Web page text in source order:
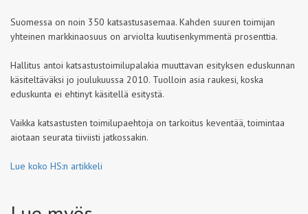
Suomessa on noin 350 katsastusasemaa. Kahden suuren toimijan
yhteinen markkinaosuus on arviolta kuutisenkymmentä prosenttia.
Hallitus antoi katsastustoimilupalakia muuttavan esityksen eduskunnan
käsiteltäväksi jo joulukuussa 2010. Tuolloin asia raukesi, koska
eduskunta ei ehtinyt käsitellä esitystä.
Vaikka katsastusten toimilupaehtoja on tarkoitus keventää, toimintaa
aiotaan seurata tiiviisti jatkossakin.
Lue koko HS:n artikkeli